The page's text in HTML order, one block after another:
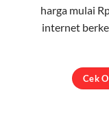
harga mulai
internet
Cek